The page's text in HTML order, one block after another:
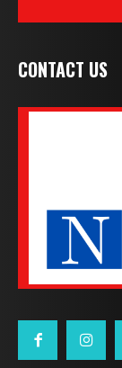
CONTACT US